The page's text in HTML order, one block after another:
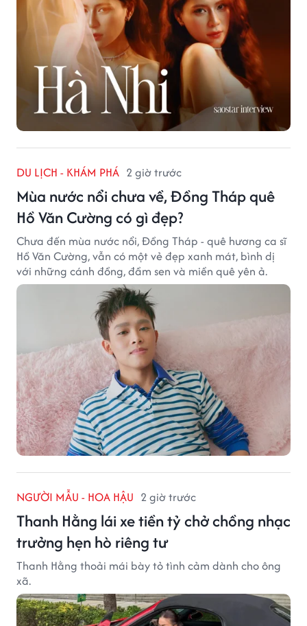
DU LỊCH - KHÁM PHÁ 2 giờ trước
Mùa nước nổi chưa về, Đồng Tháp quê
Hồ Văn Cường có gì đẹp?
Chưa đến mùa nước nổi, Đồng Tháp - quê hương ca sĩ
Hồ Văn Cường, vẫn có một vẻ đẹp xanh mát, bình dị
với những cánh đồng, đầm sen và miền quê yên ả.
NGƯỜI MẪU - HOA HẬU 2 giờ trước
Thanh Hằng lái xe tiền tỷ chở chồng nhạc
trưởng hẹn hò riêng tư
Thanh Hằng thoải mái bày tỏ tình cảm dành cho ông
xã.